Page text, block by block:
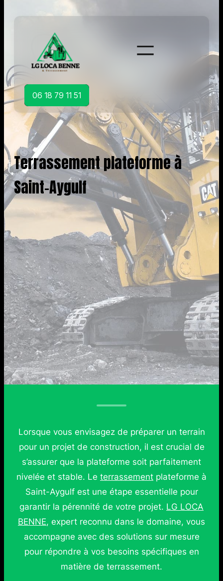
06 18 79 11 51
Terrassement plateforme à
Saint-Aygulf
Lorsque vous envisagez de préparer un terrain
pour un projet de construction, il est crucial de
s’assurer que la plateforme soit parfaitement
nivelée et stable. Le terrassement plateforme à
Saint-Aygulf est une étape essentielle pour
garantir la pérennité de votre projet. LG LOCA
BENNE, expert reconnu dans le domaine, vous
accompagne avec des solutions sur mesure
pour répondre à vos besoins spécifiques en
matière de terrassement.